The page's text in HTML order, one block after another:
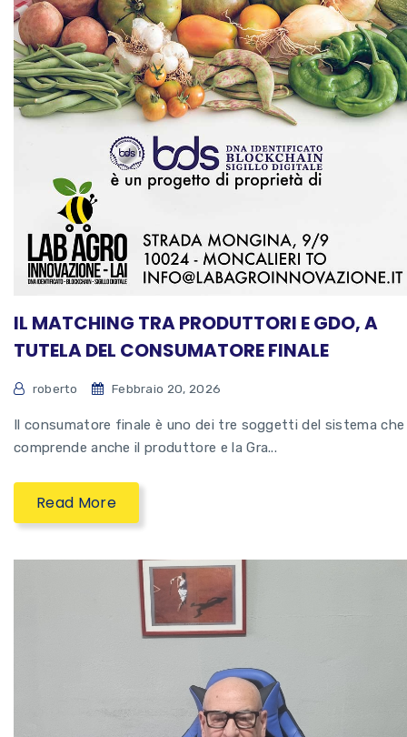
IL MATCHING TRA PRODUTTORI E GDO, A
TUTELA DEL CONSUMATORE FINALE
roberto Febbraio 20, 2026
Il consumatore finale è uno dei tre soggetti del sistema che
comprende anche il produttore e la Gra...
Read More